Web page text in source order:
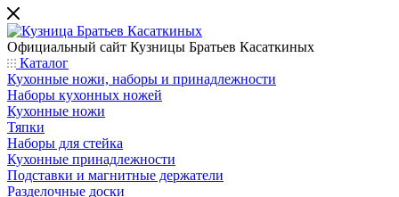
Официальный сайт Кузницы Братьев Касаткиных
Каталог
Кухонные ножи, наборы и принадлежности
Наборы кухонных ножей
Кухонные ножи
Тяпки
Наборы для стейка
Кухонные принадлежности
Подставки и магнитные держатели
Разделочные доски